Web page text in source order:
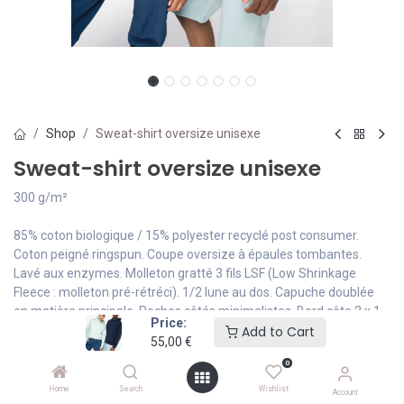
Price:
55,00 €
Add to Cart
Home Search
0
Wishlist Account
Shop Sweat-shirt oversize unisexe
Sweat-shirt oversize unisexe
300 g/m²
85% coton biologique / 15% polyester recyclé post consumer.
Coton peigné ringspun. Coupe oversize à épaules tombantes.
Lavé aux enzymes. Molleton gratté 3 fils LSF (Low Shrinkage
Fleece : molleton pré-rétréci). 1/2 lune au dos. Capuche doublée
en matière principale. Poches côtés minimalistes. Bord côte 2 x 1
bas de vêtement et bas de manches. Double surpiqûre à cheval
sur le bas de vêtement et le bas de manches. Encolure avec bande
de propreté intérieure en chevrons. La couleur Raw Natural se
distingue par son aspect brut visuellement texturé, parsemée de